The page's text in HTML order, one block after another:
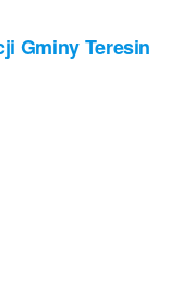
Gminy Teresin